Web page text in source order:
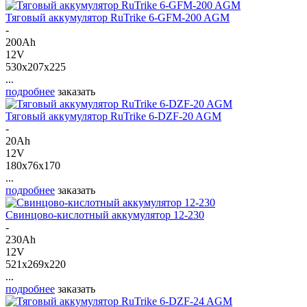
Тяговый аккумулятор RuTrike 6-GFM-200 AGM
-
200Ah
12V
530x207x225
...
подробнее заказать
Тяговый аккумулятор RuTrike 6-DZF-20 AGM
-
20Ah
12V
180x76x170
...
подробнее заказать
Свинцово-кислотный аккумулятор 12-230
-
230Ah
12V
521x269x220
...
подробнее заказать